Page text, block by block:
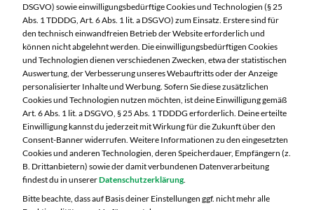
Telefon:0911 54340
Markt ändern
Öffnungszeiten diese Woche:
Mo:
08:00 – 20:00 Uhr
Di:
08:00 – 20:00 Uhr
Mi:
08:00 – 20:00 Uhr
Do:
08:00 – 20:00 Uhr
Fr:
08:00 – 20:00 Uhr
DSGVO) sowie einwilligungsbedürftige Cookies und Technologien (§ 25
Abs. 1 TDDDG, Art. 6 Abs. 1 lit. a DSGVO) zum Einsatz. Erstere sind für
den technisch einwandfreien Betrieb der Website erforderlich und
können nicht abgelehnt werden. Die einwilligungsbedürftigen Cookies
und Technologien dienen verschiedenen Zwecken, etwa der statistischen
Auswertung, der Verbesserung unseres Webauftritts oder der Anzeige
personalisierter Inhalte und Werbung. Sofern Sie diese zusätzlichen
Cookies und Technologien nutzen möchten, ist deine Einwilligung gemäß
Art. 6 Abs. 1 lit. a DSGVO, § 25 Abs. 1 TDDDG erforderlich. Deine erteilte
Einwilligung kannst du jederzeit mit Wirkung für die Zukunft über den
Consent-Banner widerrufen. Weitere Informationen zu den eingesetzten
Cookies und anderen Technologien, deren Speicherdauer, Empfängern (z.
B. Drittanbietern) sowie der damit verbundenen Datenverarbeitung
findest du in unsererDatenschutzerklärung.
Bitte beachte, dass auf Basis deiner Einstellungen ggf. nicht mehr alle